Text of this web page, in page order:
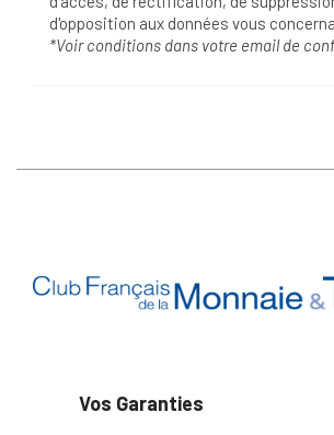
d'opposition aux données vous
*Voir conditions dans votre email de
Vos Garanties